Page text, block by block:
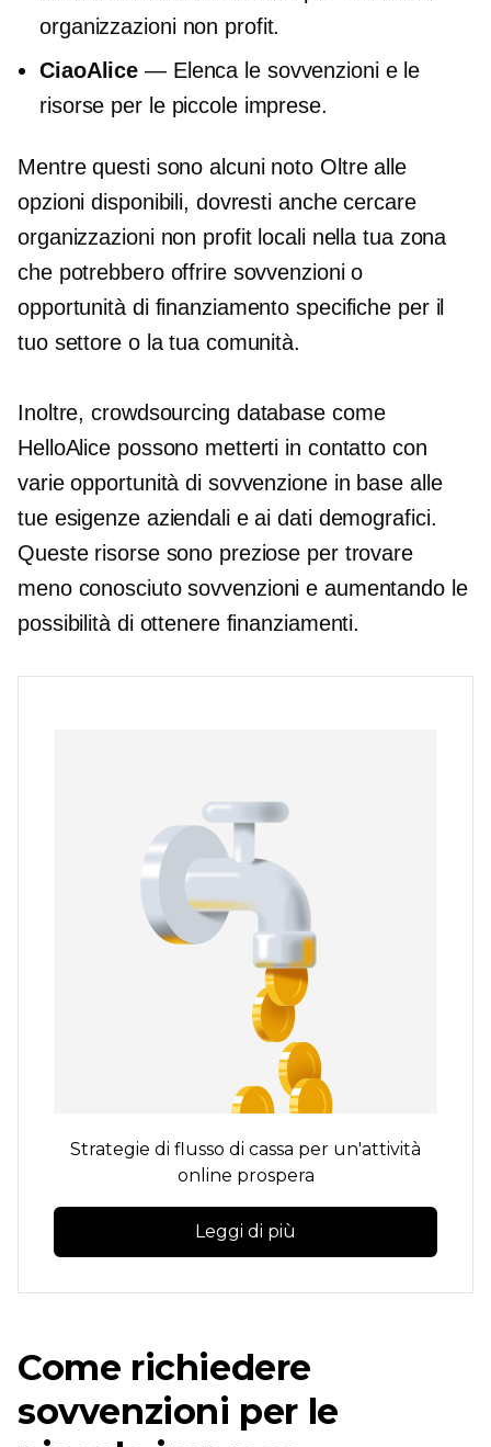
organizzazioni non profit.
CiaoAlice — Elenca le sovvenzioni e le
risorse per le piccole imprese.
Mentre questi sono alcuni noto Oltre alle
opzioni disponibili, dovresti anche cercare
organizzazioni non profit locali nella tua zona
che potrebbero offrire sovvenzioni o
opportunità di finanziamento specifiche per il
tuo settore o la tua comunità.
Inoltre,crowdsourcing database come
HelloAlice possono metterti in contatto con
varie opportunità di sovvenzione in base alle
tue esigenze aziendali e ai dati demografici.
Queste risorse sono preziose per trovare
meno conosciutosovvenzioni e aumentando le
possibilità di ottenere finanziamenti.
Strategie di flusso di cassa per un'attività
online prospera
Leggi di più
Come richiedere
sovvenzioni per le